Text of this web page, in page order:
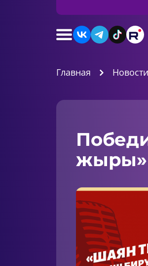
Главная Новости
жыры»